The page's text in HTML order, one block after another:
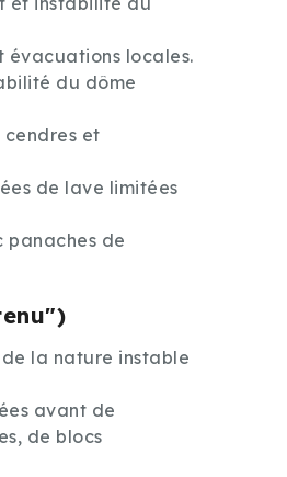
évacuations locales.
du dôme
cendres et
de lave limitées
panaches de
la nature instable
avant de
de blocs